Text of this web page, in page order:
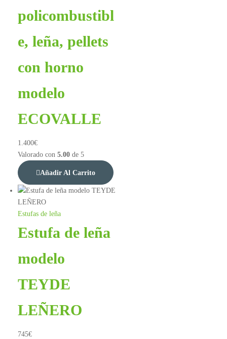
policombustibl
e, leña, pellets
con horno
modelo
ECOVALLE
1.400€
Valorado con 5.00de 5
Añadir Al Carrito
Estufas de leña
Estufa de leña
modelo
TEYDE
LEÑERO
745€